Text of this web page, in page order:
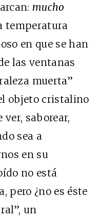
mucho
temperatura
en que se han
las ventanas
muerta”
objeto cristalino
saborear,
sea a
en su
no está
pero ¿no es éste
un